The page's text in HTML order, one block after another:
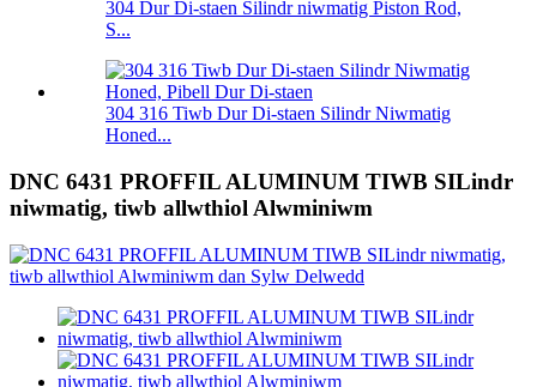
304 Dur Di-staen Silindr niwmatig Piston Rod,
S...
304 316 Tiwb Dur Di-staen Silindr Niwmatig
Honed...
DNC 6431 PROFFIL ALUMINUM TIWB SILindr
niwmatig, tiwb allwthiol Alwminiwm